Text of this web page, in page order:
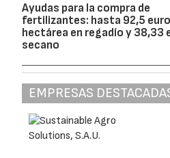
Ayudas para la compra de
fertilizantes: hasta 92,5
hectárea en regadío y 38,33
secano
EMPRESAS